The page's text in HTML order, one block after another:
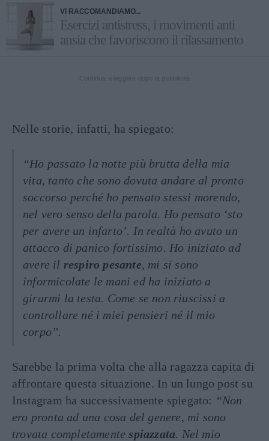
VI RACCOMANDIAMO...
Esercizi antistress, i movimenti anti
ansia che favoriscono il rilassamento
Nelle storie, infatti, ha spiegato:
“Ho passato la notte più brutta della mia
vita, tanto che sono dovuta andare al pronto
soccorso perché ho pensato stessi morendo,
nel vero senso della parola. Ho pensato ‘sto
per avere un infarto’. In realtà ho avuto un
attacco di panico fortissimo. Ho iniziato ad
avere il respiro pesante, mi si sono
informicolate le mani ed ha iniziato a
girarmi la testa. Come se non riuscissi a
controllare né i miei pensieri né il mio
corpo”.
Sarebbe la prima volta che alla ragazza capita di
affrontare questa situazione. In un lungo post su
Instagram ha successivamente spiegato: “Non
ero pronta ad una cosa del genere, mi sono
trovata completamentespiazzata. Nel mio